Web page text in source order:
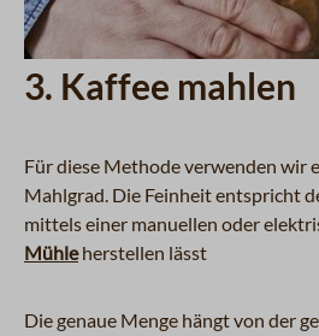
3. Kaffee mahlen
Für diese Methode verwenden wir
Mahlgrad. Die Feinheit entspricht
mittels einer manuellen oder
Mühleherstellen lässt
Die genaue Menge hängt von der